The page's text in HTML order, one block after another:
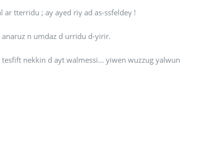
g tdus, tett’ef aqellal ar tterridu ; ay ayed riγ ad as-ssfeldeγ !
anaruz n umdaz d urridu d-yirir.
nekkin d ayt walmessi... yiwen wuzzug yalwun